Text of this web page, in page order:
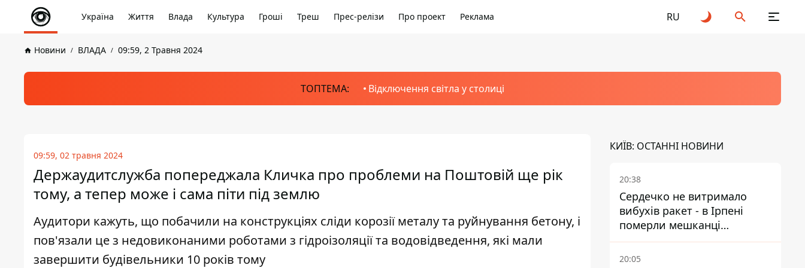
Україна Життя Влада Культура Гроші Треш Прес-релізи Про проект Реклама RU
Новини ВЛАДА 09:59, 2 Травня 2024
ТОПТЕМА: Відключення світла у столиці
09:59, 02 травня 2024
Держаудитслужба попереджала Кличка про проблеми на Поштовій ще рік
тому, а тепер може і сама піти під землю
Аудитори кажуть, що побачили на конструкціях сліди корозії металу та руйнування бетону, і
пов'язали це з недовиконаними роботами з гідроізоляції та водовідведення, які мали
завершити будівельники 10 років тому
КИЇВ: ОСТАННІ НОВИНИ
20:38
Сердечко не витримало
вибухів ракет - в Ірпені
померли мешканці
притулку для собак з
інвалідністю
20:05